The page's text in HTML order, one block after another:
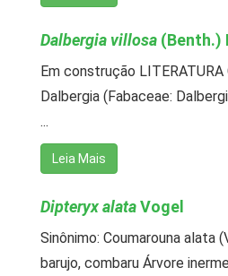
Dalbergia villosa (Benth.)
Em construção
Dalbergia (Fabaceae:
...
Leia Mais
Dipteryx alataVogel
Sinônimo: Coumarouna alata
barujo, combaru Árvore